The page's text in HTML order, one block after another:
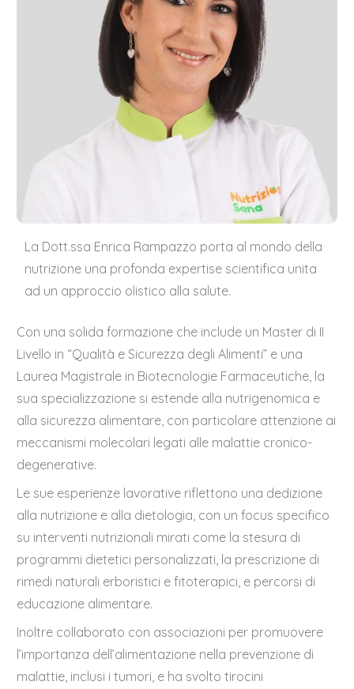
La Dott.ssa Enrica Rampazzo porta al mondo della
nutrizione una profonda expertise scientifica unita
ad un approccio olistico alla salute.
Con una solida formazione che include un Master di II
Livello in “Qualità e Sicurezza degli Alimenti” e una
Laurea Magistrale in Biotecnologie Farmaceutiche, la
sua specializzazione si estende alla nutrigenomica e
alla sicurezza alimentare, con particolare attenzione ai
meccanismi molecolari legati alle malattie cronico-
degenerative.
Le sue esperienze lavorative riflettono una dedizione
alla nutrizione e alla dietologia, con un focus specifico
su interventi nutrizionali mirati come la stesura di
programmi dietetici personalizzati, la prescrizione di
rimedi naturali erboristici e fitoterapici, e percorsi di
educazione alimentare.
Inoltre collaborato con associazioni per promuovere
l’importanza dell’alimentazione nella prevenzione di
malattie, inclusi i tumori, e ha svolto tirocini